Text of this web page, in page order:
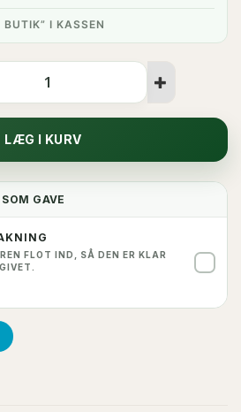
I KASSEN
LÆG I KURV
GAVE
FLOT IND, SÅ DEN ER KLAR